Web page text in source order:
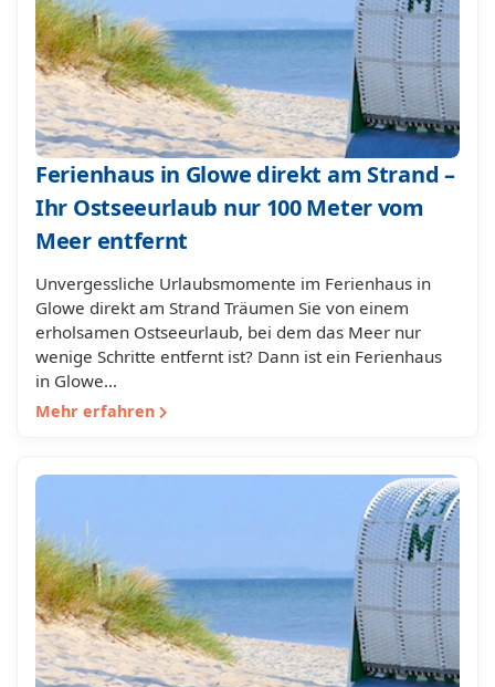
Ferienhaus in Glowe direkt am Strand –
Ihr Ostseeurlaub nur 100 Meter vom
Meer entfernt
Unvergessliche Urlaubsmomente im Ferienhaus in
Glowe direkt am Strand Träumen Sie von einem
erholsamen Ostseeurlaub, bei dem das Meer nur
wenige Schritte entfernt ist? Dann ist ein Ferienhaus
in Glowe…
Mehr erfahren